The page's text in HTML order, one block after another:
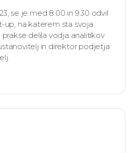
se je med 8.00 in 9.30 odvil
na katerem sta svoja
delila vodja analitikov
in direktor podjetja